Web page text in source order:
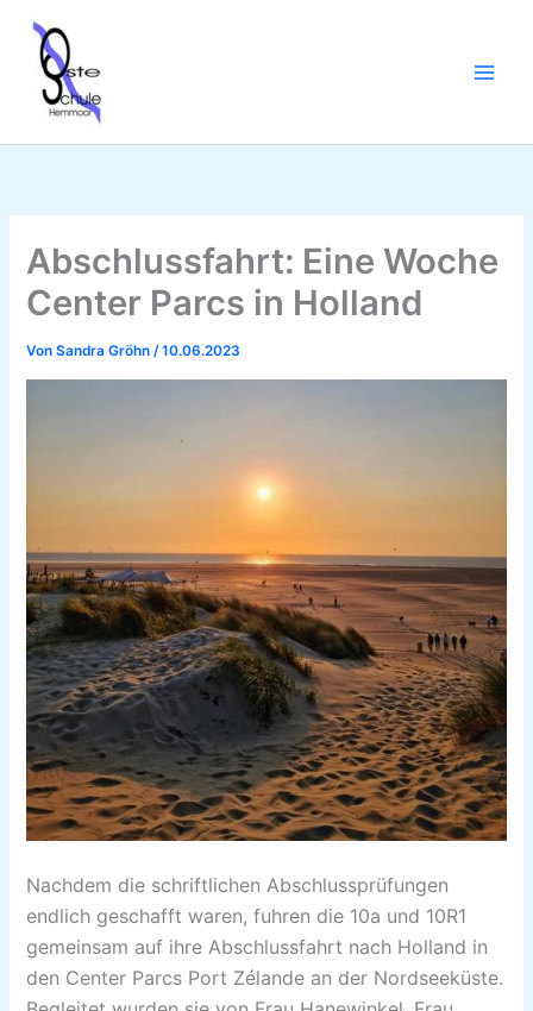
Inhalt
springen
Abschlussfahrt: Eine Woche
Center Parcs in Holland
VonSandra Gröhn/10.06.2023
Nachdem die schriftlichen Abschlussprüfungen
endlich geschafft waren, fuhren die 10a und 10R1
gemeinsam auf ihre Abschlussfahrt nach Holland in
den Center Parcs Port Zélande an der Nordseeküste.